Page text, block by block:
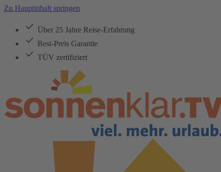
Zu Hauptinhalt springen
Über 25 Jahre Reise-Erfahrung
Best-Preis Garantie
TÜV zertifiziert